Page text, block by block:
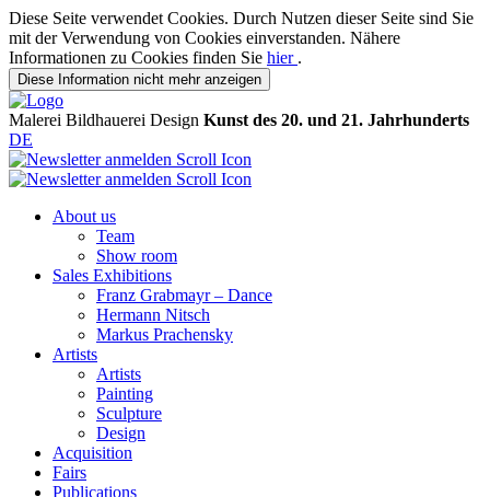
Diese Seite verwendet Cookies. Durch Nutzen dieser Seite sind Sie
mit der Verwendung von Cookies einverstanden. Nähere
Informationen zu Cookies finden Sie hier .
Diese Information nicht mehr anzeigen
Malerei Bildhauerei Design Kunst des 20. und 21. Jahrhunderts
DE
About us
Team
Show room
Sales Exhibitions
Franz Grabmayr – Dance
Hermann Nitsch
Markus Prachensky
Artists
Artists
Painting
Sculpture
Design
Acquisition
Fairs
Publications